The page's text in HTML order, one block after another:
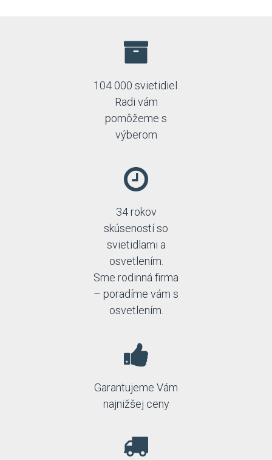
104 000 svietidiel.
Radi vám
pomôžeme s
výberom
34 rokov
skúseností so
svietidlami a
osvetlením.
Sme rodinná firma
– poradíme vám s
osvetlením.
Garantujeme Vám
najnižšej ceny